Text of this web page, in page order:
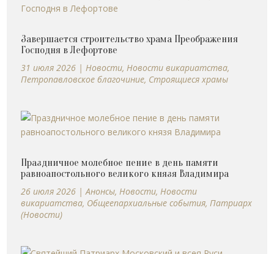
Завершается строительство храма Преображения
Господня в Лефортове
31 июля 2026 |Новости,Новости викариатства,
Петропавловское благочиние, Строящиеся храмы
Праздничное молебное пение в день памяти
равноапостольного великого князя Владимира
26 июля 2026 |Анонсы,Новости,Новости
викариатства, Общеепархиальные события,Патриарх
(Новости)